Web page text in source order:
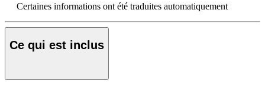
Certaines informations ont été traduites automatiquement
Ce qui est inclus